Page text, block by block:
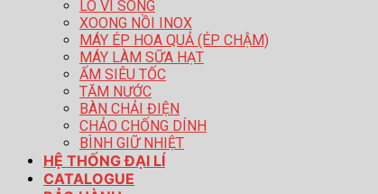
LÒ VI SÓNG
XOONG NỒI INOX
MÁY ÉP HOA QUẢ (ÉP CHẬM)
MÁY LÀM SỮA HẠT
ẤM SIÊU TỐC
TĂM NƯỚC
BÀN CHẢI ĐIỆN
CHẢO CHỐNG DÍNH
BÌNH GIỮ NHIỆT
HỆ THỐNG ĐẠI LÍ
CATALOGUE